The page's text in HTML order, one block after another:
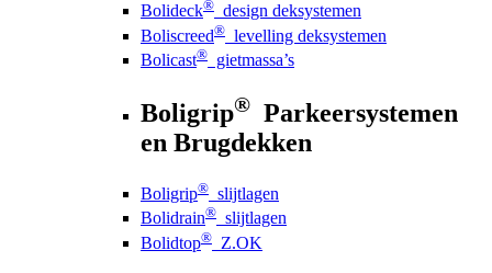
Bolideck® design deksystemen
Boliscreed® levelling deksystemen
Bolicast® gietmassa’s
Boligrip® Parkeersystemen
en Brugdekken
Boligrip® slijtlagen
Bolidrain® slijtlagen
Bolidtop® Z.OK